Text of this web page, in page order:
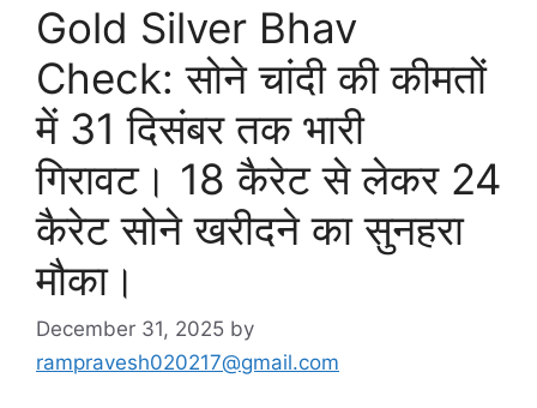
Gold Silver Bhav
Check: सोने चांदी की कीमतों
में 31 दिसंबर तक भारी
गिरावट। 18 कैरेट से लेकर 24
कैरेट सोने खरीदने का सुनहरा
मौका।
December 31, 2025 by
rampravesh020217@gmail.com